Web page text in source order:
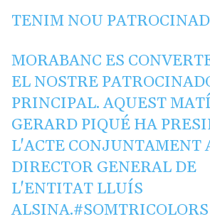
TENIM NOU
MORABANC ES
EL NOSTRE
PRINCIPAL. AQUEST MATÍ
GERARD PIQUÉ HA
L'ACTE CONJUNTAMENT
DIRECTOR GENERAL DE
L'ENTITAT LLUÍS
ALSINA.#SOMTRICOLORS